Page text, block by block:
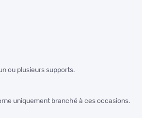
ou plusieurs supports.
uniquement branché à ces occasions.